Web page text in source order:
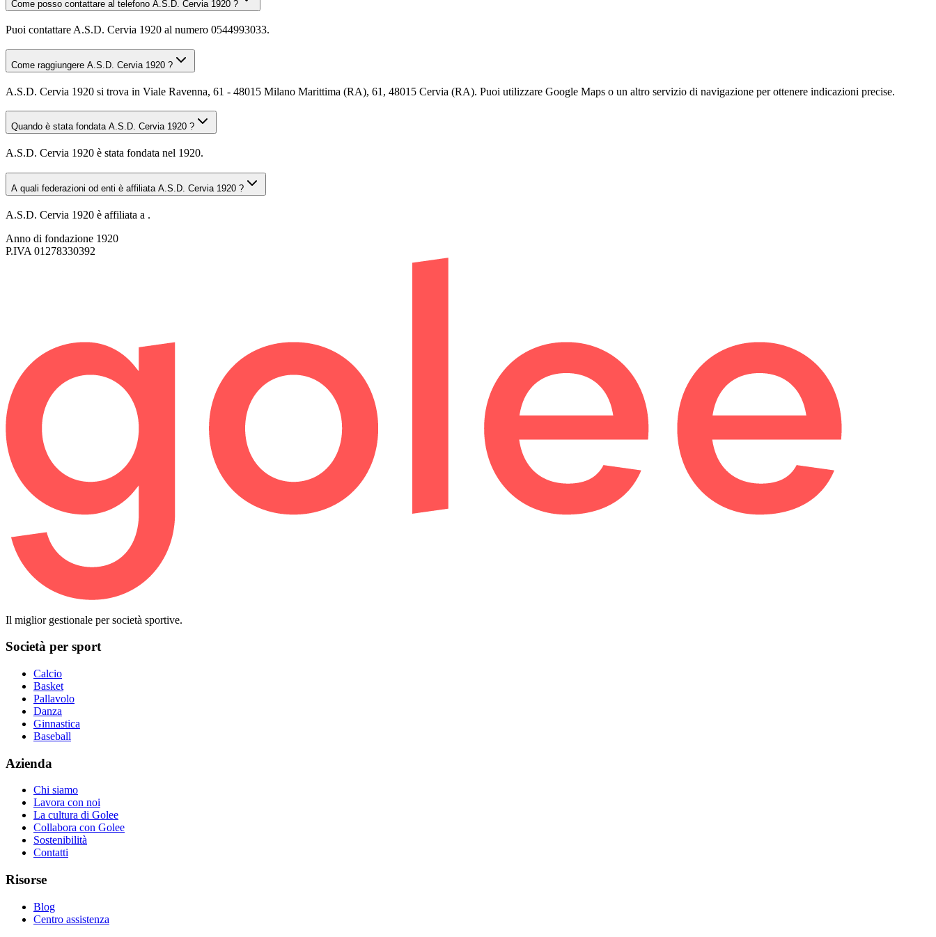
Come posso contattare al telefono A.S.D. Cervia 1920 ?
Puoi contattare A.S.D. Cervia 1920 al numero 0544993033.
Come raggiungere A.S.D. Cervia 1920 ?
A.S.D. Cervia 1920 si trova in Viale Ravenna, 61 - 48015 Milano Marittima (RA), 61, 48015 Cervia (RA). Puoi utilizzare Google Maps o un altro servizio di navigazione per ottenere indicazioni precise.
Quando è stata fondata A.S.D. Cervia 1920 ?
A.S.D. Cervia 1920 è stata fondata nel 1920.
A quali federazioni od enti è affiliata A.S.D. Cervia 1920 ?
A.S.D. Cervia 1920 è affiliata a .
Anno di fondazione 1920
P.IVA 01278330392
Il miglior gestionale per società sportive.
Società per sport
Calcio
Basket
Pallavolo
Danza
Ginnastica
Baseball
Azienda
Chi siamo
Lavora con noi
La cultura di Golee
Collabora con Golee
Sostenibilità
Contatti
Risorse
Blog
Centro assistenza